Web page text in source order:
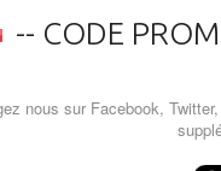
-- CODE
nous sur Facebook,